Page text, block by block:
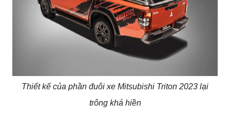
Thiết kế của phần đuôi xe Mitsubishi Triton 2023 lại
trông khá hiền